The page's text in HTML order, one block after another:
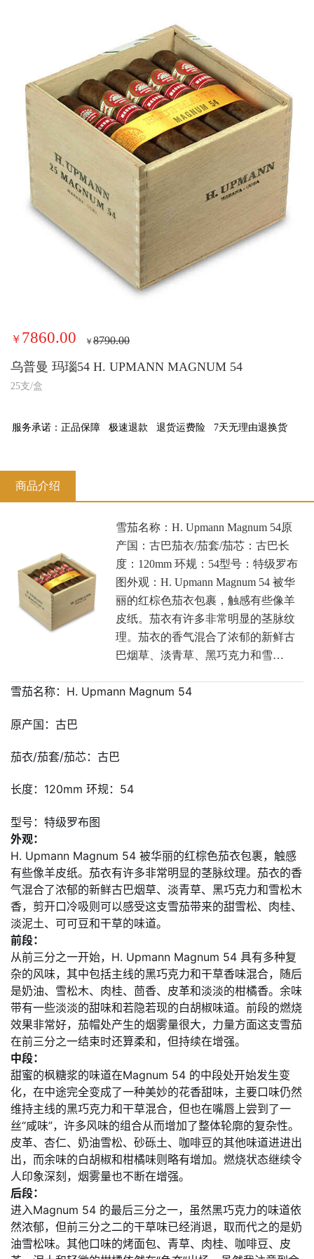
￥ 7860.00 ￥8790.00
乌普曼 玛瑙54 H. UPMANN MAGNUM 54
25支/盒
服务承诺： 正品保障 极速退款 退货运费险 7天无理由退换货
商品介绍
雪茄名称：H. Upmann Magnum 54原
产国：古巴茄衣/茄套/茄芯：古巴长
度：120mm 环规：54型号：特级罗布
图外观：H. Upmann Magnum 54 被华
丽的红棕色茄衣包裹，触感有些像羊
皮纸。茄衣有许多非常明显的茎脉纹
理。茄衣的香气混合了浓郁的新鲜古
巴烟草、淡青草、黑巧克力和雪…
雪茄名称：H. Upmann Magnum 54
原产国：古巴
茄衣/茄套/茄芯：古巴
长度：120mm 环规：54
型号：特级罗布图
外观：
H. Upmann Magnum 54 被华丽的红棕色茄衣包裹，触感
有些像羊皮纸。茄衣有许多非常明显的茎脉纹理。茄衣的香
气混合了浓郁的新鲜古巴烟草、淡青草、黑巧克力和雪松木
香，剪开口冷吸则可以感受这支雪茄带来的甜雪松、肉桂、
淡泥土、可可豆和干草的味道。
前段：
从前三分之一开始，H. Upmann Magnum 54 具有多种复
杂的风味，其中包括主线的黑巧克力和干草香味混合，随后
是奶油、雪松木、肉桂、茴香、皮革和淡淡的柑橘香。余味
带有一些淡淡的甜味和若隐若现的白胡椒味道。前段的燃烧
效果非常好，茄帽处产生的烟雾量很大，力量方面这支雪茄
在前三分之一结束时还算柔和，但持续在增强。
中段：
甜蜜的枫糖浆的味道在Magnum 54 的中段处开始发生变
化，在中途完全变成了一种美妙的花香甜味，主要口味仍然
维持主线的黑巧克力和干草混合，但也在嘴唇上尝到了一
丝“咸味”，许多风味的组合从而增加了整体轮廓的复杂性。
皮革、杏仁、奶油雪松、砂砾土、咖啡豆的其他味道进进出
出，而余味的白胡椒和柑橘味则略有增加。燃烧状态继续令
人印象深刻，烟雾量也不断在增强。
后段：
进入Magnum 54 的最后三分之一，虽然黑巧克力的味道依
然浓郁，但前三分之二的干草味已经消退，取而代之的是奶
油雪松味。其他口味的烤面包、青草、肉桂、咖啡豆、皮